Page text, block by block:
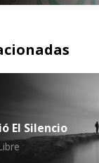
El Silencio